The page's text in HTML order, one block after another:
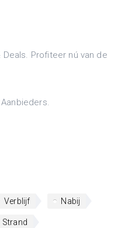
Profiteer nú van de
Aanbieders.
Verblijf Nabij
Strand